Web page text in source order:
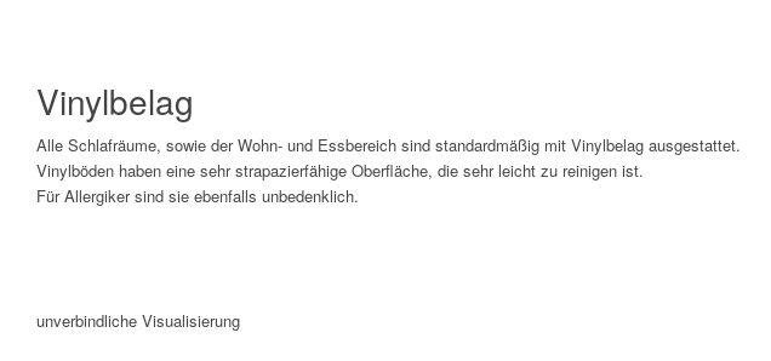
Vinylbelag
Alle Schlafräume, sowie der Wohn- und Essbereich sind standardmäßig mit Vinylbelag ausgestattet.
Vinylböden haben eine sehr strapazierfähige Oberfläche, die sehr leicht zu reinigen ist.
Für Allergiker sind sie ebenfalls unbedenklich.
unverbindliche Visualisierung